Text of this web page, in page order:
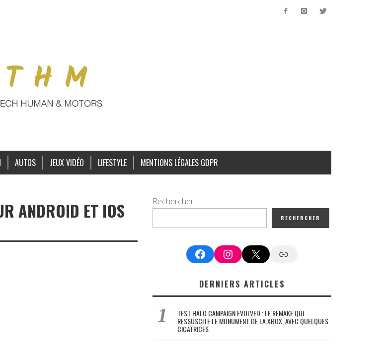
AUTOS JEUX VIDÉO LIFESTYLE MENTIONS LÉGALES GDPR
ANDROID ET IOS Rechercher
RECHERCHER
FacebookInstagram
X Google News
DERNIERS ARTICLES
TEST HALO CAMPAIGN EVOLVED : LE REMAKE QUI
RESSUSCITE LE MONUMENT DE LA XBOX, AVEC QUELQUES
CICATRICES